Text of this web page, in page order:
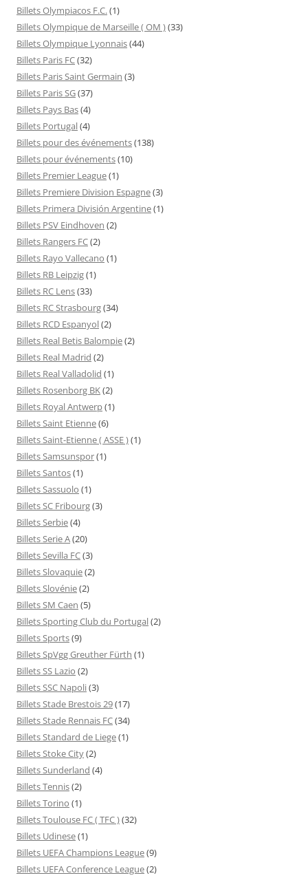
Billets Olympiacos F.C.(1)
Billets Olympique de Marseille ( OM )(33)
Billets Olympique Lyonnais(44)
Billets Paris FC(32)
Billets Paris Saint Germain (3)
Billets Paris SG(37)
Billets Pays Bas(4)
Billets Portugal(4)
Billets pour des événements(138)
Billets pour événements(10)
Billets Premier League(1)
Billets Premiere Division Espagne(3)
Billets Primera División Argentine(1)
Billets PSV Eindhoven (2)
Billets Rangers FC(2)
Billets Rayo Vallecano (1)
Billets RB Leipzig(1)
Billets RC Lens(33)
Billets RC Strasbourg(34)
Billets RCD Espanyol(2)
Billets Real Betis Balompie(2)
Billets Real Madrid (2)
Billets Real Valladolid (1)
Billets Rosenborg BK(2)
Billets Royal Antwerp(1)
Billets Saint Etienne(6)
Billets Saint-Etienne ( ASSE )(1)
Billets Samsunspor(1)
Billets Santos(1)
Billets Sassuolo (1)
Billets SC Fribourg(3)
Billets Serbie(4)
Billets Serie A(20)
Billets Sevilla FC(3)
Billets Slovaquie(2)
Billets Slovénie(2)
Billets SM Caen (5)
Billets Sporting Club du Portugal(2)
Billets Sports(9)
Billets SpVgg Greuther Fürth (1)
Billets SS Lazio (2)
Billets SSC Napoli(3)
Billets Stade Brestois 29(17)
Billets Stade Rennais FC(34)
Billets Standard de Liege(1)
Billets Stoke City(2)
Billets Sunderland (4)
Billets Tennis(2)
Billets Torino (1)
Billets Toulouse FC ( TFC )(32)
Billets Udinese(1)
Billets UEFA Champions League(9)
Billets UEFA Conference League(2)